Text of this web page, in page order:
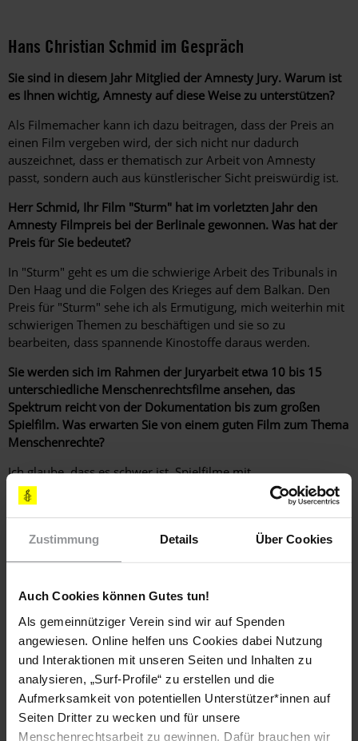
Zustimmung Details Über Cookies
Auch Cookies können Gutes tun!
Als gemeinnütziger Verein sind wir auf Spenden
angewiesen. Online helfen uns Cookies dabei Nutzung
und Interaktionen mit unseren Seiten und Inhalten zu
analysieren, „Surf-Profile“ zu erstellen und die
Aufmerksamkeit von potentiellen Unterstützer*innen auf
Seiten Dritter zu wecken und für unsere
Menschenrechtsarbeit zu gewinnen. Dafür brauchen wir
Hans Christian Schmid im Gespräch
Sie sind in diesem Jahr Mitglied der Amnesty Jury. Warum ist
es Ihnen wichtig, Amnesty auf diese Weise zu unterstützen?
Als Filmemacher kann ich dazu beitragen, dass der Preis an
einen Film vergeben wird, der sich nicht nur dadurch
auszeichnet, dass er thematisch zur Arbeit von Amnesty
passt, sondern auch aus künstlerischer Sicht preiswürdig ist.
Herr Schmid, Ihr Film "Sturm" hat im vorletzten Jahr den
Amnesty Filmpreis bei der Berlinale gewonnen. Was hat der
Preis für Sie bedeutet?
In "Sturm" geht es um die schwierige Arbeit des Tribunals in
Den Haag und die Folgen des Krieges auf dem Balkan. Den
Preis für "Sturm" sehe ich als Ermutigung, mich weiterhin mit
schwierigen Themen zu beschäftigen und sie so zu
bearbeiten, dass spannende Kinostoffe daraus werden.
Sie werden sich im Rahmen der Juryarbeit etwa 10 bis 15
unterschiedliche Menschenrechtsfilme ansehen, das
Spektrum reicht von der Dokumentation bis zum großen
Spielfilm. Was erwarten Sie von einem guten Film zum Thema
Menschenrechte?
Ich glaube, dass es schwer ist, Spielfilme mit
Dokumentarfilmen zu vergleichen, was ich mir aber auf alle
Fälle erwarte, ist ein Film, der nicht didaktisch ist und seine
mich mit der Geschichte, die er zu erzählen hat, fesselt und
mich emotional mitnimmt.
Teile diesen Beitrag